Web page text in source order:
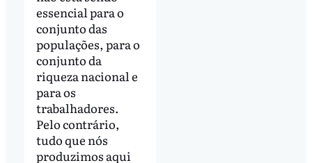
essencial para o
conjunto das
populações, para o
conjunto da
riqueza nacional e
para os
trabalhadores.
Pelo contrário,
tudo que nós
produzimos aqui